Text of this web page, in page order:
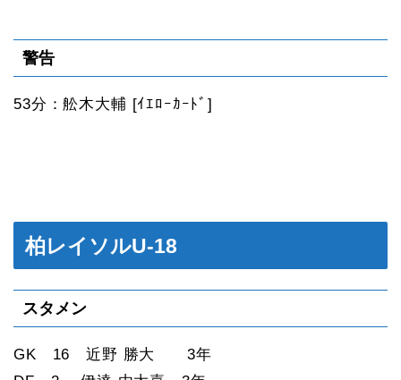
警告
53分：舩木大輔 [ｲｴﾛｰｶｰﾄﾞ]
柏レイソルU-18
スタメン
GK 16 近野 勝大 3年